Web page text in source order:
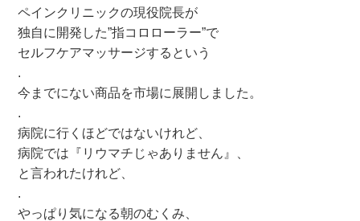
ペインクリニックの現役院長が
独自に開発した”指コロローラー”で
セルフケアマッサージするという
.
今までにない商品を市場に展開しました。
.
病院に行くほどではないけれど、
病院では『リウマチじゃありません』、
と言われたけれど、
.
やっぱり気になる朝のむくみ、